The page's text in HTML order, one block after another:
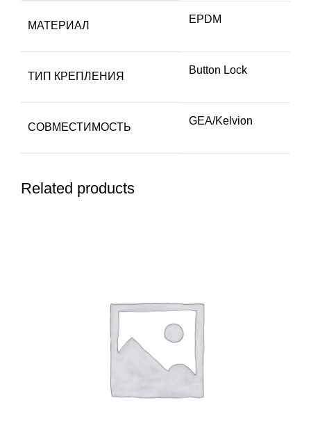
МАТЕРИАЛ
EPDM
ТИП КРЕПЛЕНИЯ
Button Lock
СОВМЕСТИМОСТЬ
GEA/Kelvion
Related products